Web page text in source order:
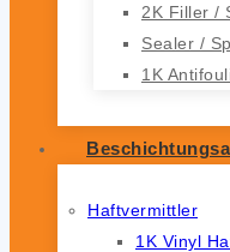
2K Filler /
Sealer /
1K
Haftvermittler
1K Vinyl